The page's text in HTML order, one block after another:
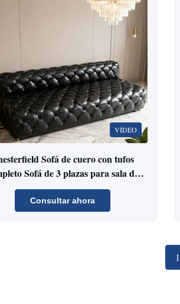
VÍDEO
Sofá de cuero con tufos
Sofá de 3 plazas para sala de
recepción
Consultar ahora
1